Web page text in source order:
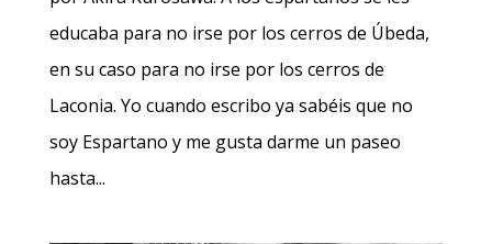
educaba para no irse por los cerros de Úbeda,
en su caso para no irse por los cerros de
Laconia. Yo cuando escribo ya sabéis que no
soy Espartano y me gusta darme un paseo
hasta...